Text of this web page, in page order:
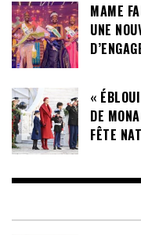
MAME
UNE
«
DE
FÊTE